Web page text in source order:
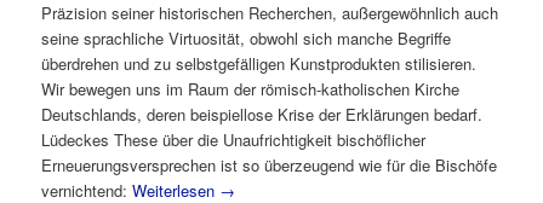
Präzision seiner historischen Recherchen, außergewöhnlich auch
seine sprachliche Virtuosität, obwohl sich manche Begriffe
überdrehen und zu selbstgefälligen Kunstprodukten stilisieren.
Wir bewegen uns im Raum der römisch-katholischen Kirche
Deutschlands, deren beispiellose Krise der Erklärungen bedarf.
Lüdeckes These über die Unaufrichtigkeit bischöflicher
Erneuerungsversprechen ist so überzeugend wie für die Bischöfe
vernichtend:Weiterlesen →